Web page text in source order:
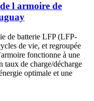
l armoire de
de batterie LFP (LFP-
de vie, et regroupée
fonctionne à une
taux de charge/décharge
optimale et une